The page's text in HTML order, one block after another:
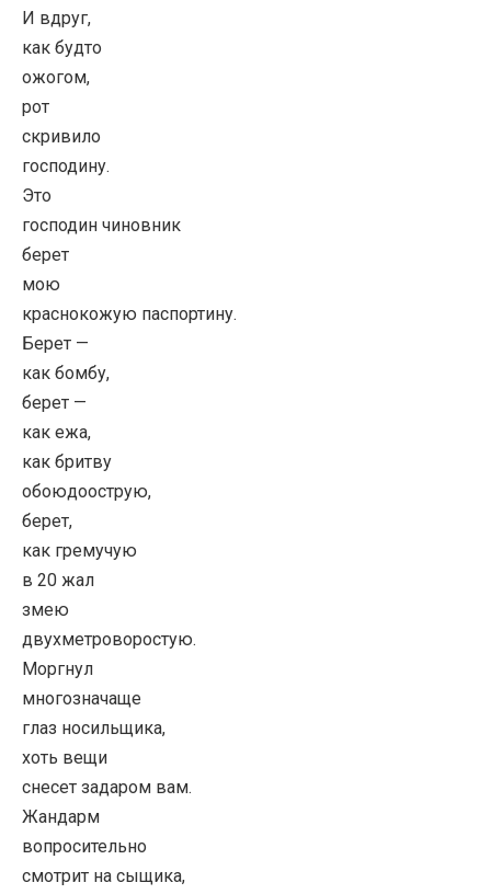
И вдруг,
как будто
ожогом,
рот
скривило
господину.
Это
господин чиновник
берет
мою
краснокожую паспортину.
Берет —
как бомбу,
берет —
как ежа,
как бритву
обоюдоострую,
берет,
как гремучую
в 20 жал
змею
двухметроворостую.
Моргнул
многозначаще
глаз носильщика,
хоть вещи
снесет задаром вам.
Жандарм
вопросительно
смотрит на сыщика,